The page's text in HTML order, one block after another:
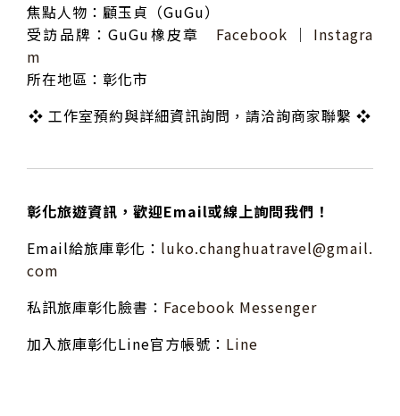
焦點人物：顧玉貞（GuGu）
受訪品牌：GuGu橡皮章 Facebook │ Instagra
m
所在地區：彰化市
❖ 工作室預約與詳細資訊詢問，請洽詢商家聯繫 ❖
彰化旅遊資訊，歡迎Email或線上詢問我們！
Email給旅庫彰化： luko.changhuatravel@gmail.
com
私訊旅庫彰化臉書： Facebook Messenger
加入旅庫彰化Line官方帳號： Line